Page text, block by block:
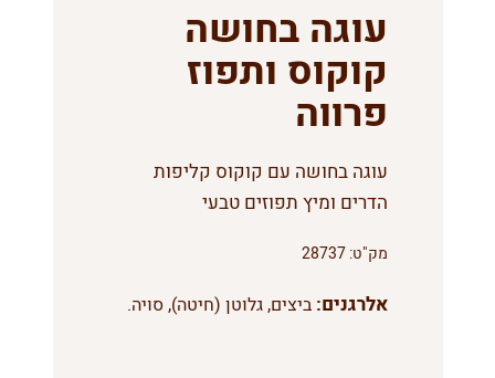
עוגה בחושה
קוקוס ותפוז
פרווה
עוגה בחושה עם קוקוס קליפות
הדרים ומיץ תפוזים טבעי
מק"ט:28737
אלרגנים:ביצים, גלוטן (חיטה), סויה.